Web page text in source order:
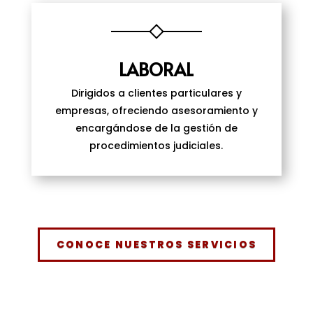
LABORAL
Dirigidos a clientes particulares y
empresas, ofreciendo asesoramiento y
encargándose de la gestión de
procedimientos judiciales.
CONOCE NUESTROS SERVICIOS